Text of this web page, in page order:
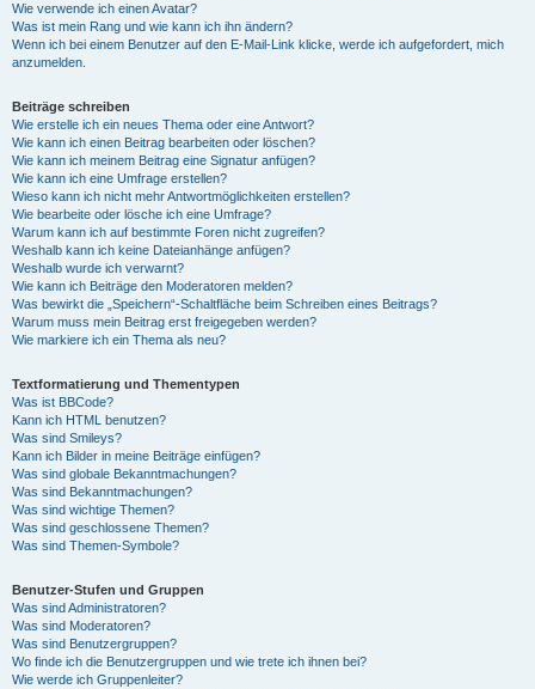
Wie verwende ich einen Avatar?
Was ist mein Rang und wie kann ich ihn ändern?
Wenn ich bei einem Benutzer auf den E-Mail-Link klicke, werde ich aufgefordert, mich
anzumelden.
Beiträge schreiben
Wie erstelle ich ein neues Thema oder eine Antwort?
Wie kann ich einen Beitrag bearbeiten oder löschen?
Wie kann ich meinem Beitrag eine Signatur anfügen?
Wie kann ich eine Umfrage erstellen?
Wieso kann ich nicht mehr Antwortmöglichkeiten erstellen?
Wie bearbeite oder lösche ich eine Umfrage?
Warum kann ich auf bestimmte Foren nicht zugreifen?
Weshalb kann ich keine Dateianhänge anfügen?
Weshalb wurde ich verwarnt?
Wie kann ich Beiträge den Moderatoren melden?
Was bewirkt die „Speichern“-Schaltfläche beim Schreiben eines Beitrags?
Warum muss mein Beitrag erst freigegeben werden?
Wie markiere ich ein Thema als neu?
Textformatierung und Thementypen
Was ist BBCode?
Kann ich HTML benutzen?
Was sind Smileys?
Kann ich Bilder in meine Beiträge einfügen?
Was sind globale Bekanntmachungen?
Was sind Bekanntmachungen?
Was sind wichtige Themen?
Was sind geschlossene Themen?
Was sind Themen-Symbole?
Benutzer-Stufen und Gruppen
Was sind Administratoren?
Was sind Moderatoren?
Was sind Benutzergruppen?
Wo finde ich die Benutzergruppen und wie trete ich ihnen bei?
Wie werde ich Gruppenleiter?